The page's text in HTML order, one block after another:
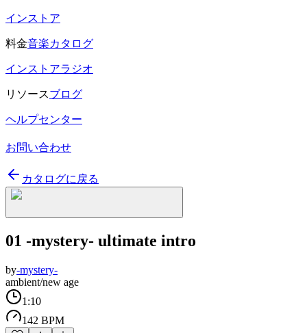
インストア
料金音楽カタログ
インストアラジオ
リソースブログ
ヘルプセンター
お問い合わせ
カタログに戻る
01 -mystery- ultimate intro
by-mystery-
ambient/new age
1:10
142 BPM